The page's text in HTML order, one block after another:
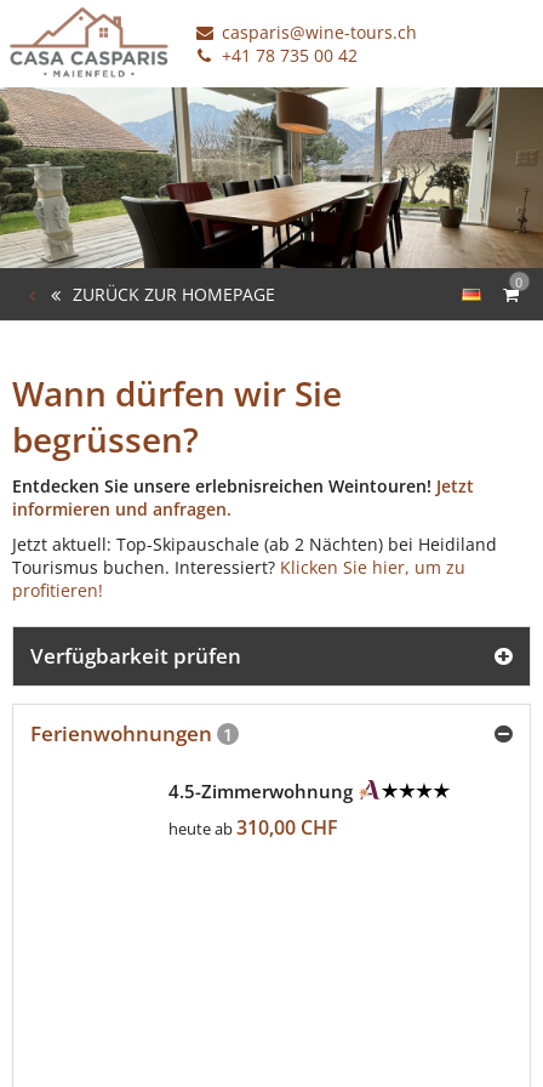
casparis@wine-tours.ch
+41 78 735 00 42
0
ZURÜCK ZUR HOMEPAGE
Wann dürfen wir Sie
begrüssen?
Entdecken Sie unsere erlebnisreichen Weintouren! Jetzt
informieren und anfragen.
Jetzt aktuell: Top-Skipauschale (ab 2 Nächten) bei Heidiland
Tourismus buchen. Interessiert? Klicken Sie hier, um zu
profitieren!
Verfügbarkeit prüfen
Ferienwohnungen 1
4.5-Zimmerwohnung
heute ab310,00 CHF